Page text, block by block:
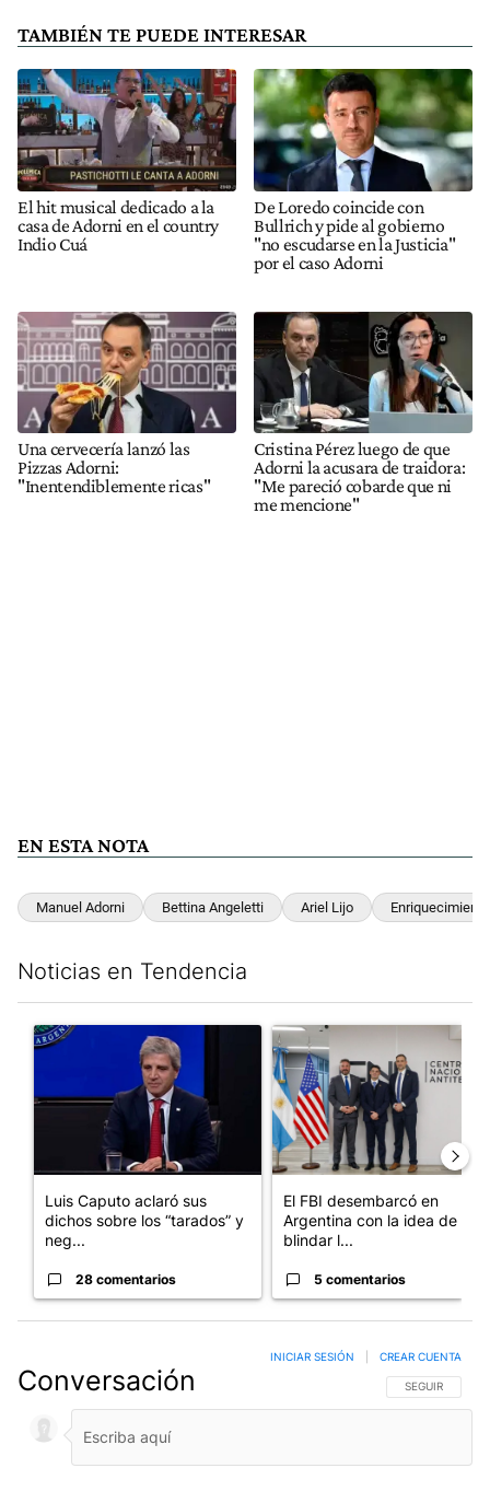
TAMBIÉN TE PUEDE INTERESAR
El hit musical dedicado a la
casa de Adorni en el country
Indio Cuá
De Loredo coincide con
Bullrich y pide al gobierno
"no escudarse en la Justicia"
por el caso Adorni
Una cervecería lanzó las
Pizzas Adorni:
"Inentendiblemente ricas"
Cristina Pérez luego de que
Adorni la acusara de traidora:
"Me pareció cobarde que ni
me mencione"
EN ESTA NOTA
Manuel Adorni Bettina Angeletti Ariel Lijo
Noticias en Tendencia
Un artículo de tendencia con el título "Luis Caputo aclaró sus
Luis Caputo aclaró sus
dichos sobre los “tarados” y
neg...
28 comentarios
Un artículo de tendencia con
El FBI desembarcó en
Argentina con la idea de
blindar l...
5 comentarios
Conversación SIGA ESTA
SEGUIR
INICIAR SESIÓN CREAR CUENTA